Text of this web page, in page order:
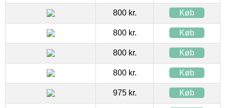
800 kr. Køb
800 kr. Køb
800 kr. Køb
800 kr. Køb
975 kr. Køb